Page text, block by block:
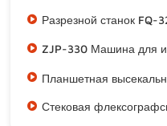
Разрезной станок FQ-
ZJP-330 Машина для
Планшетная
Стековая